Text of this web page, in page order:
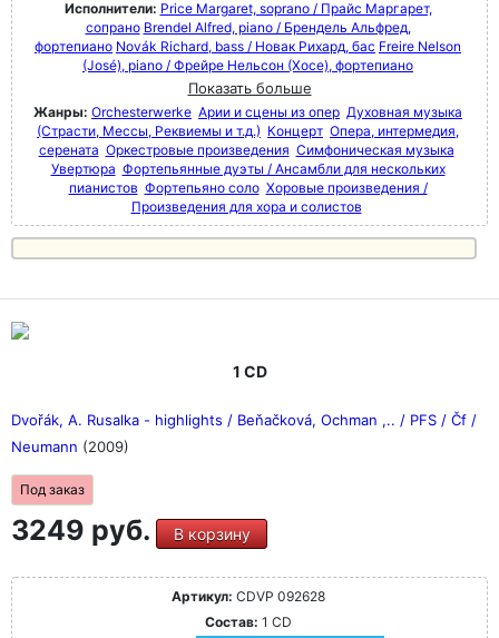
Исполнители: Price Margaret, soprano / Прайс Маргарет,
сопрано Brendel Alfred, piano / Брендель Альфред,
фортепиано Novák Richard, bass / Новак Рихард, бас Freire Nelson
(José), piano / Фрейре Нельсон (Хосе), фортепиано
Показать больше
Жанры: Orchesterwerke Арии и сцены из опер Духовная музыка
(Страсти, Мессы, Реквиемы и т.д.) Концерт Опера, интермедия,
серената Оркестровые произведения Симфоническая музыка
Увертюра Фортепьянные дуэты / Ансамбли для нескольких
пианистов Фортепьяно соло Хоровые произведения /
Произведения для хора и солистов
1 CD
Dvořák, A. Rusalka - highlights / Beňačková, Ochman ,.. / PFS / Čf /
Neumann (2009)
Под заказ
3249 руб. В корзину
Артикул: CDVP 092628
Состав: 1 CD